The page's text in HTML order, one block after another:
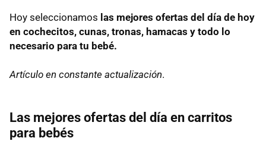
Hoy seleccionamos las mejores ofertas del día de hoy
en cochecitos, cunas, tronas, hamacas y todo lo
necesario para tu bebé.
Artículo en constante actualización.
Las mejores ofertas del día en carritos
para bebés